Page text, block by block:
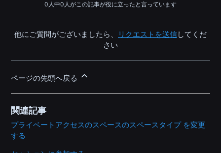
0人中0人がこの記事が役に立ったと言っています
他にご質問がございましたら、 リクエストを送信してくだ
さい
ページの先頭へ戻る
関連記事
プライベートアクセスのスペースのスペースタイプ を変更
する